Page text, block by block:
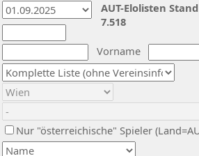
Vorname
Nur "österreichische" Spieler
AUT-Elolisten
7.518